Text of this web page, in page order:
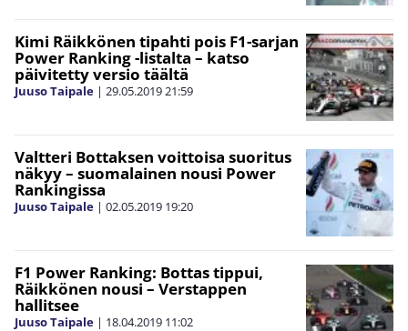
Kimi Räikkönen tipahti pois F1-sarjan
Power Ranking -listalta – katso
päivitetty versio täältä
Juuso Taipale | 29.05.201921:59
Valtteri Bottaksen voittoisa suoritus
näkyy – suomalainen nousi Power
Rankingissa
Juuso Taipale | 02.05.2019 19:20
F1 Power Ranking: Bottas tippui,
Räikkönen nousi – Verstappen
hallitsee
Juuso Taipale | 18.04.2019 11:02